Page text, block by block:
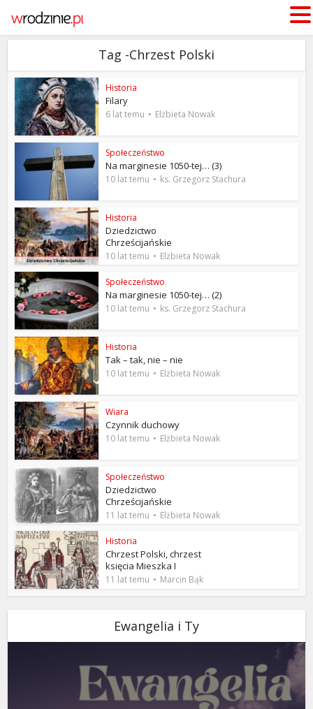
Tag -Chrzest Polski
Historia
Filary
6 lat temu Elżbieta Nowak
Społeczeństwo
Na marginesie 1050-tej… (3)
10 lat temu ks. Grzegorz Stachura
Historia
Dziedzictwo
Chrześcijańskie
10 lat temu Elżbieta Nowak
Społeczeństwo
Na marginesie 1050-tej… (2)
10 lat temu ks. Grzegorz Stachura
Historia
Tak – tak, nie – nie
10 lat temu Elżbieta Nowak
Wiara
Czynnik duchowy
10 lat temu Elżbieta Nowak
Społeczeństwo
Dziedzictwo
Chrześcijańskie
11 lat temu Elżbieta Nowak
Historia
Chrzest Polski, chrzest
księcia Mieszka I
11 lat temu Marcin Bąk
Ewangelia i Ty